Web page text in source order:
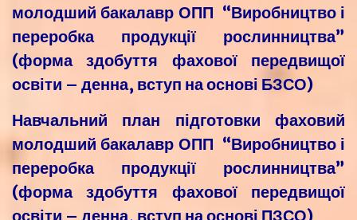
молодший бакалавр ОПП “Виробництво і
переробка продукції рослинництва”
(форма здобуття фахової передвищої
освіти – денна, вступ на основі БЗСО)
Навчальний план підготовки фаховий
молодший бакалавр ОПП “Виробництво і
переробка продукції рослинництва”
(форма здобуття фахової передвищої
освіти – денна, вступ на основі ПЗСО)